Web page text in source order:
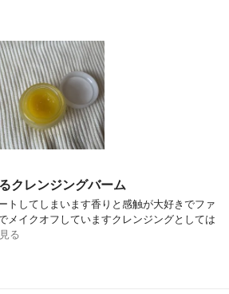
クレンジングバーム
トしてしまいます香りと感触が大好きでファ
メイクオフしていますクレンジングとしては
る